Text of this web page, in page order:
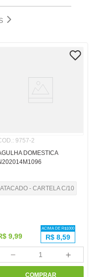
: 9757-2
DOMESTICA
ATACADO - CARTELA C/10
9,99
ACIMA DE R$1000
R$ 8,59
＋
－
COMPRAR